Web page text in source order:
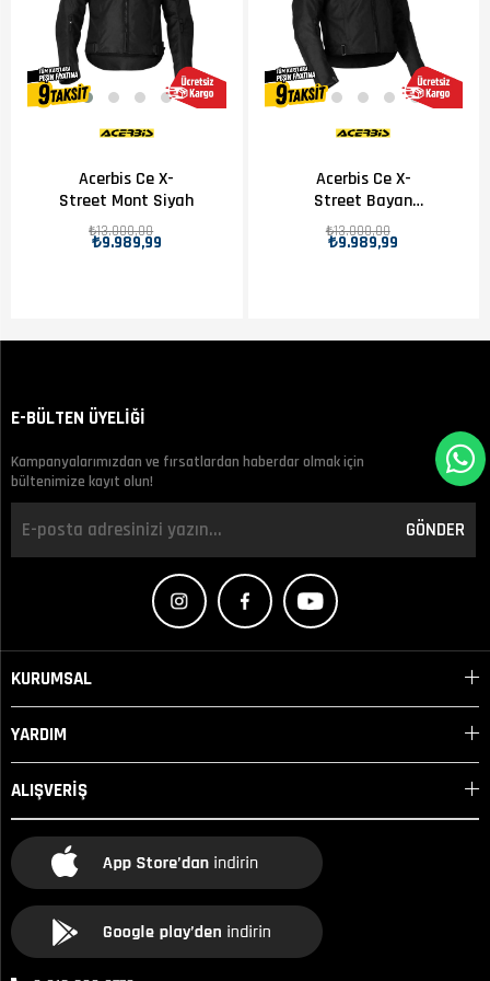
Acerbis X-Street
Acerbis Ce X-
Street Mont Siyah
₺9.989,99
₺13.000,00
Acerbis Ce X-
Street Bayan
Mont Siyah
₺9.989,99
₺13.000,00
E-BÜLTEN ÜYELİĞİ
Kampanyalarımızdan ve fırsatlardan haberdar olmak için
bültenimize kayıt olun!
GÖNDER
KURUMSAL
YARDIM
ALIŞVERİŞ